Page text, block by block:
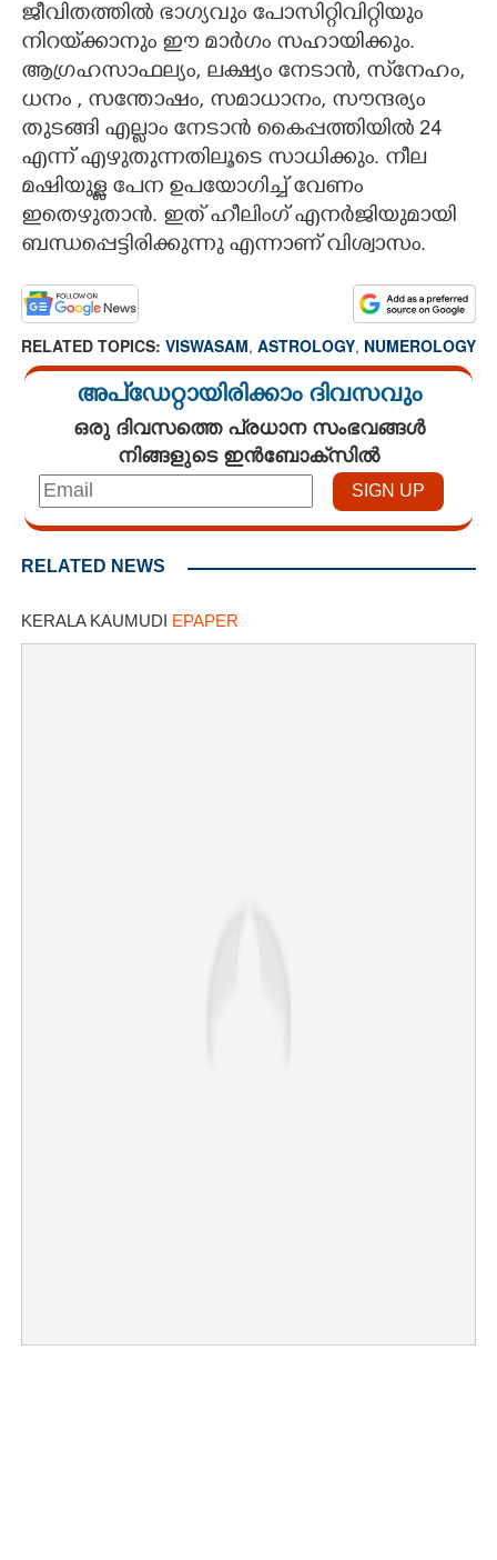
ജീവിതത്തിൽ ഭാഗ്യവും പോസിറ്റിവിറ്റിയും
നിറയ്‌ക്കാനും ഈ മാർഗം സഹായിക്കും.
ആഗ്രഹസാഫല്യം, ലക്ഷ്യം നേടാൻ, സ്‌നേഹം,
ധനം , സന്തോഷം, സമാധാനം, സൗന്ദര്യം
തുടങ്ങി എല്ലാം നേടാൻ കൈപ്പത്തിയിൽ 24
എന്ന് എഴുതുന്നതിലൂടെ സാധിക്കും. നീല
മഷിയുള്ള പേന ഉപയോഗിച്ച് വേണം
ഇതെഴുതാൻ. ഇത് ഹീലിംഗ് എനർജിയുമായി
ബന്ധപ്പെട്ടിരിക്കുന്നു എന്നാണ് വിശ്വാസം.
RELATED TOPICS: VISWASAM, ASTROLOGY, NUMEROLOGY
അപ്ഡേറ്റായിരിക്കാം ദിവസവും
ഒരു ദിവസത്തെ പ്രധാന സംഭവങ്ങൾ
നിങ്ങളുടെ ഇൻബോക്സിൽ
RELATED NEWS
KERALA KAUMUDI EPAPER